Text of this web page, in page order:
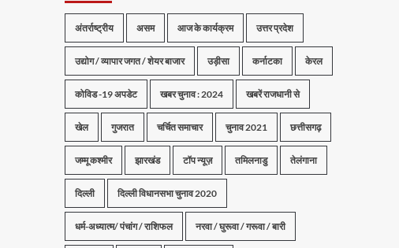
अंतर्राष्ट्रीय असम आज के कार्यक्रम उत्तर प्रदेश
उद्योग / व्यापार जगत / शेयर बाजार उड़ीसा कर्नाटका केरल
कोविड -19 अपडेट खबर चुनाव : 2024 खबरें राजधानी से
खेल गुजरात चर्चित समाचार चुनाव 2021 छत्तीसगढ़
जम्मू कश्मीर झारखंड टॉप न्यूज़ तमिलनाडु तेलंगाना
दिल्ली दिल्ली विधानसभा चुनाव 2020
धर्म-अध्यात्म/ पंचांग / राशिफल नरवा / घुरूवा / गरूवा / बारी